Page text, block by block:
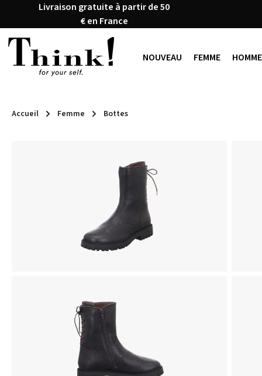
au contenu principal
Passer à la recherche
Passer à la navigation principale
Livraison gratuite à partir de 50
€ en France
NOUVEAU FEMME HOMME
Accueil Femme Bottes